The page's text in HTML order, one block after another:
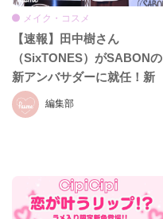
編集部
メイク・コスメ
【速報】田中樹さん
（SixTONES）がSABONの
新アンバサダーに就任！新
CM初公開＆就任発表会をレ
ポ♡